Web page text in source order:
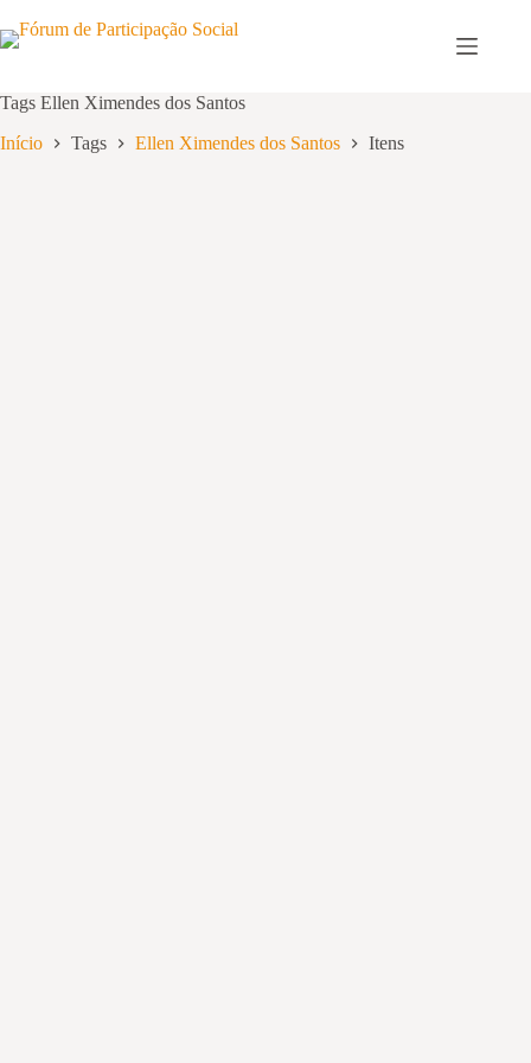
para
o
Tags Ellen Ximendes dos Santos
Início Tags Ellen Ximendes dos Santos Itens